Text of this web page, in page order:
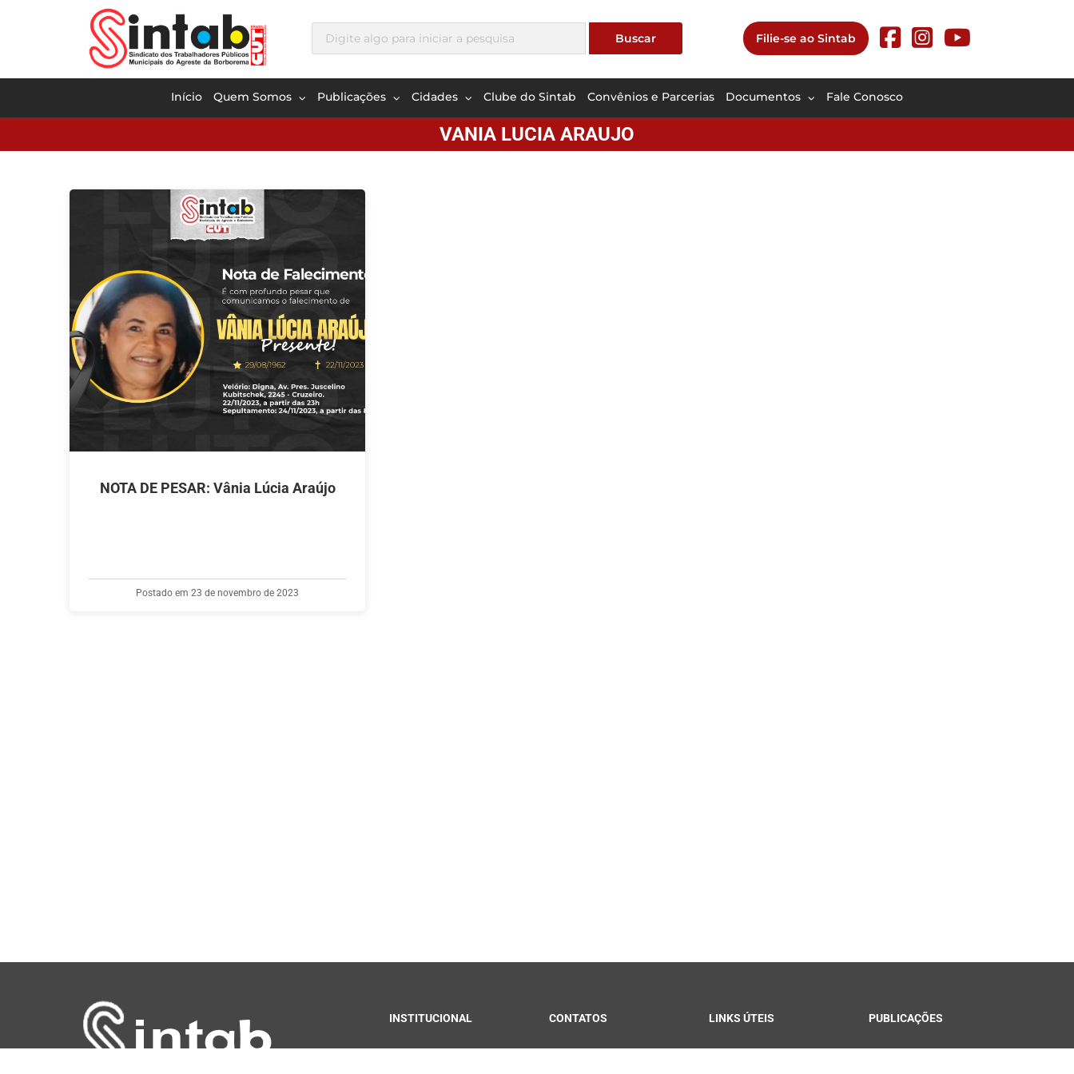
Filie-se ao Sintab
Início Quem Somos Publicações Cidades Clube do Sintab Convênios e Parcerias Documentos Fale Conosco
VANIA LUCIA ARAUJO
NOTA DE PESAR: Vânia Lúcia Araújo
Postado em 23 de novembro de 2023
INSTITUCIONAL CONTATOS LINKS ÚTEIS PUBLICAÇÕES